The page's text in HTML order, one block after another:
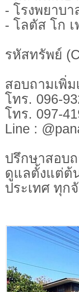
- โรงพยาบ
- โลตัส โก
รหัสทรัพย์
สอบถามเพิ่
โทร. 096-
โทร. 097-
Line :
ปรึกษาสอ
ดูแลตั้งแต่ต้
ประเทศ ทุก